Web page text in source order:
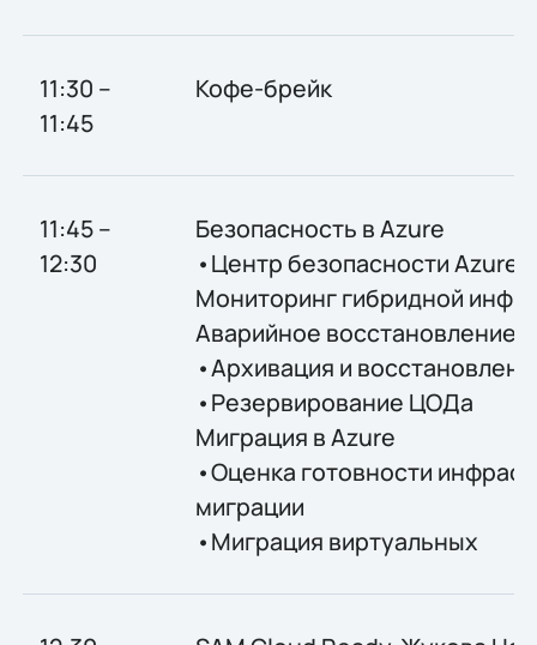
11:30 –
11:45
Кофе-брейк
11:45 –
12:30
Безопасность в Azure
•Центр безопасности Azure
Мониторинг гибридной
Аварийное восстановление
•Архивация и
•Резервирование ЦОДа
Миграция в Azure
•Оценка готовности
миграции
•Миграция виртуальных